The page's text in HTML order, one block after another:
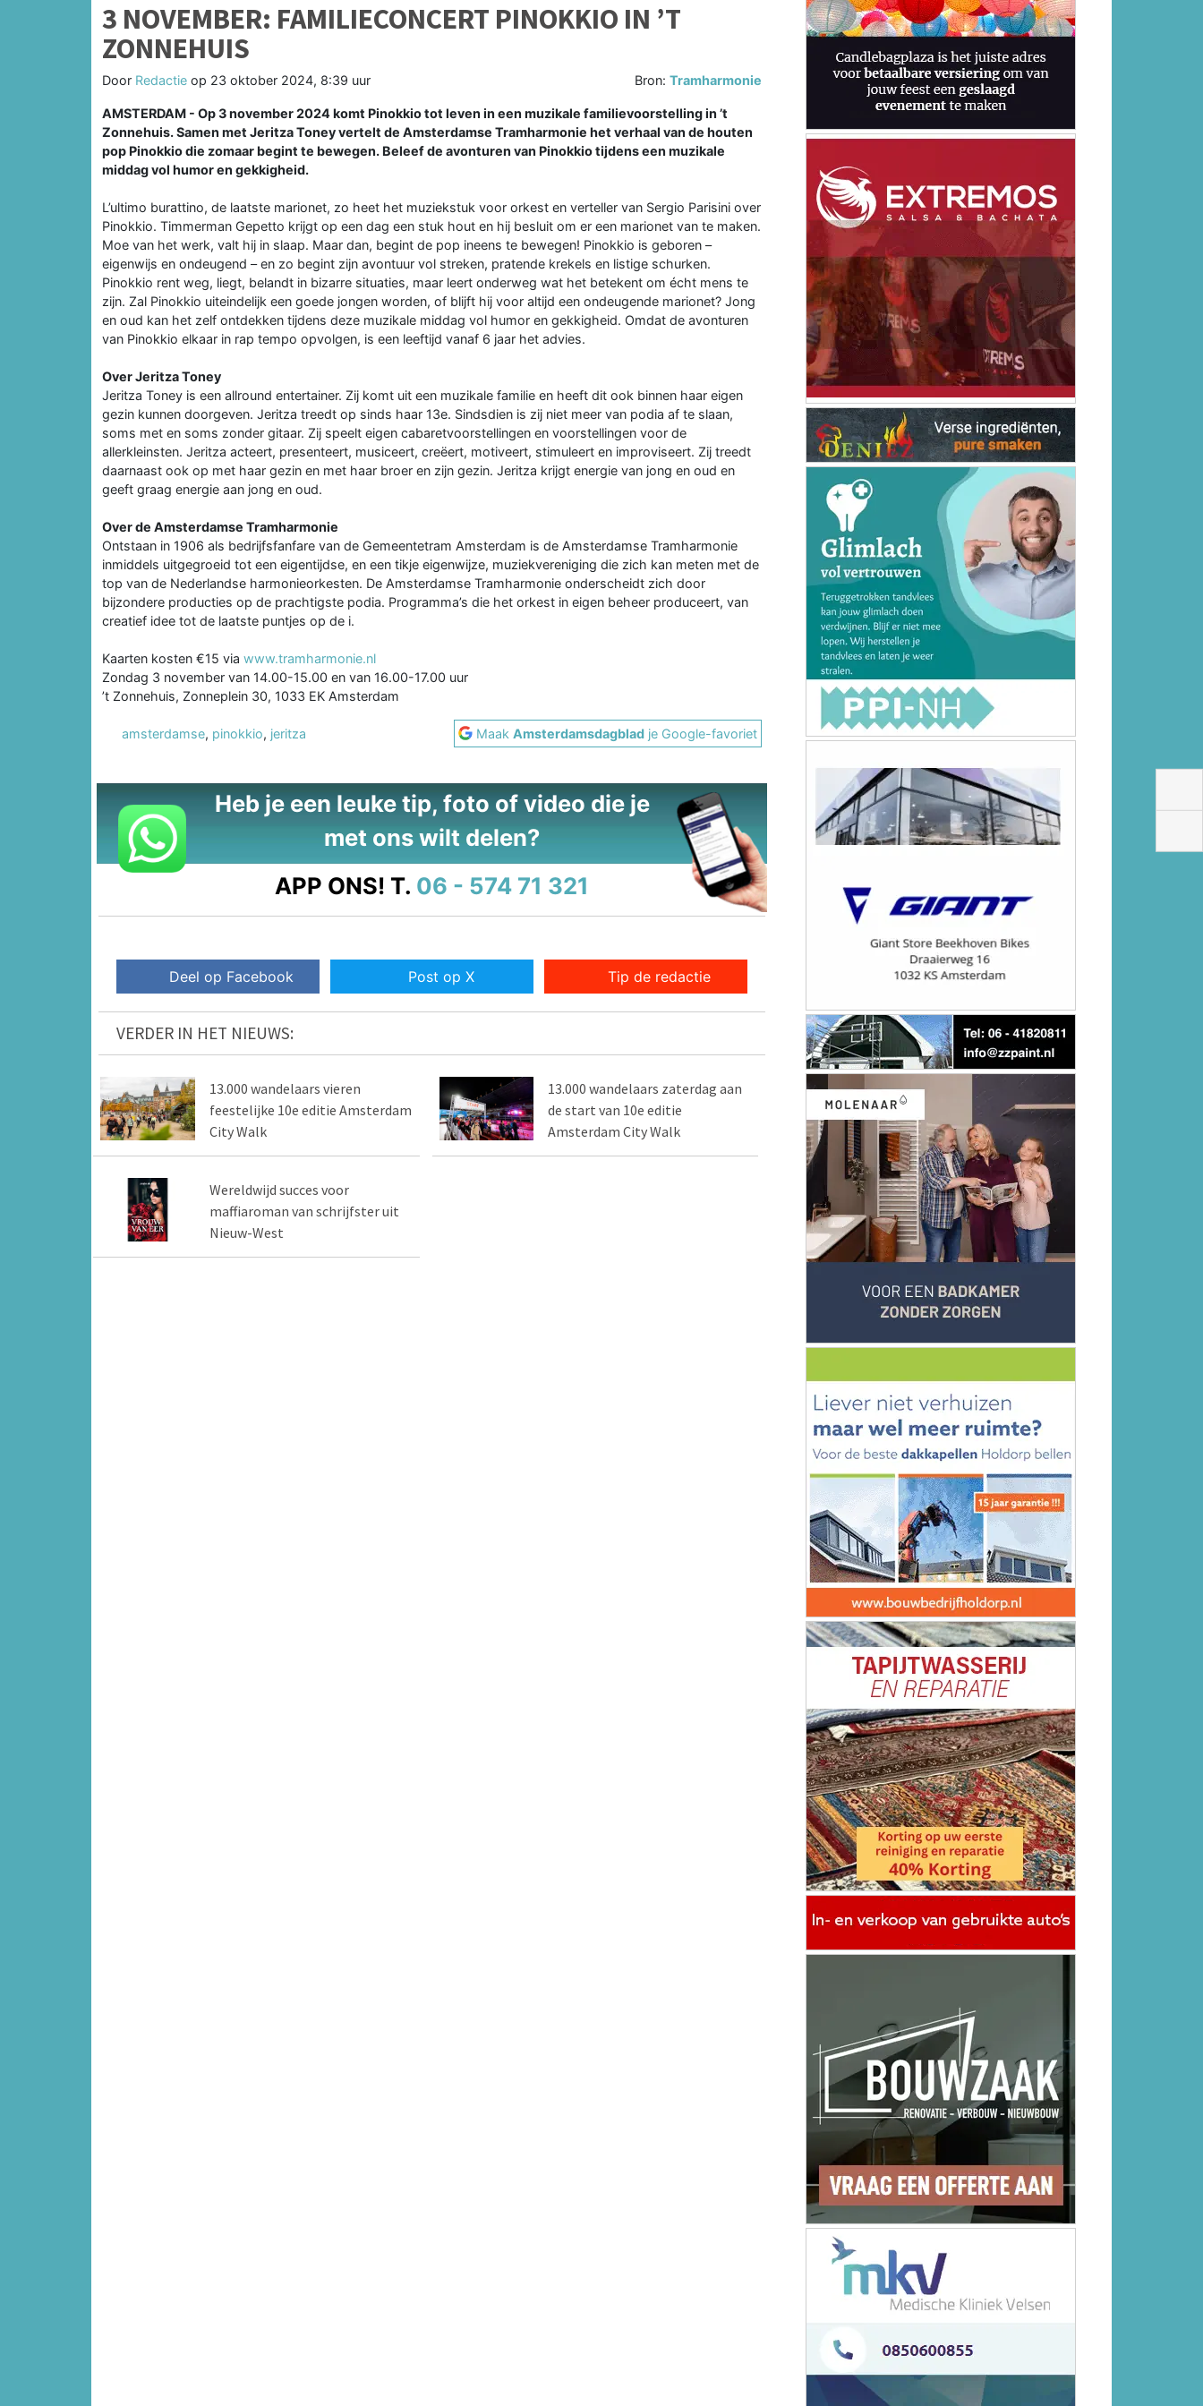
3 NOVEMBER: FAMILIECONCERT PINOKKIO IN ’T
ZONNEHUIS
Door Redactie op 23 oktober 2024, 8:39 uur Bron:Tramharmonie
AMSTERDAM - Op 3 november 2024 komt Pinokkio tot leven in een muzikale familievoorstelling in ’t
Zonnehuis. Samen met Jeritza Toney vertelt de Amsterdamse Tramharmonie het verhaal van de houten
pop Pinokkio die zomaar begint te bewegen. Beleef de avonturen van Pinokkio tijdens een muzikale
middag vol humor en gekkigheid.
L’ultimo burattino, de laatste marionet, zo heet het muziekstuk voor orkest en verteller van Sergio Parisini over
Pinokkio. Timmerman Gepetto krijgt op een dag een stuk hout en hij besluit om er een marionet van te maken.
Moe van het werk, valt hij in slaap. Maar dan, begint de pop ineens te bewegen! Pinokkio is geboren –
eigenwijs en ondeugend – en zo begint zijn avontuur vol streken, pratende krekels en listige schurken.
Pinokkio rent weg, liegt, belandt in bizarre situaties, maar leert onderweg wat het betekent om écht mens te
zijn. Zal Pinokkio uiteindelijk een goede jongen worden, of blijft hij voor altijd een ondeugende marionet? Jong
en oud kan het zelf ontdekken tijdens deze muzikale middag vol humor en gekkigheid. Omdat de avonturen
van Pinokkio elkaar in rap tempo opvolgen, is een leeftijd vanaf 6 jaar het advies.
Over Jeritza Toney
Jeritza Toney is een allround entertainer. Zij komt uit een muzikale familie en heeft dit ook binnen haar eigen
gezin kunnen doorgeven. Jeritza treedt op sinds haar 13e. Sindsdien is zij niet meer van podia af te slaan,
soms met en soms zonder gitaar. Zij speelt eigen cabaretvoorstellingen en voorstellingen voor de
allerkleinsten. Jeritza acteert, presenteert, musiceert, creëert, motiveert, stimuleert en improviseert. Zij treedt
daarnaast ook op met haar gezin en met haar broer en zijn gezin. Jeritza krijgt energie van jong en oud en
geeft graag energie aan jong en oud.
Over de Amsterdamse Tramharmonie
Ontstaan in 1906 als bedrijfsfanfare van de Gemeentetram Amsterdam is de Amsterdamse Tramharmonie
inmiddels uitgegroeid tot een eigentijdse, en een tikje eigenwijze, muziekvereniging die zich kan meten met de
top van de Nederlandse harmonieorkesten. De Amsterdamse Tramharmonie onderscheidt zich door
bijzondere producties op de prachtigste podia. Programma’s die het orkest in eigen beheer produceert, van
creatief idee tot de laatste puntjes op de i.
Kaarten kosten €15 via www.tramharmonie.nl
Zondag 3 november van 14.00-15.00 en van 16.00-17.00 uur
’t Zonnehuis, Zonneplein 30, 1033 EK Amsterdam
amsterdamse, pinokkio, jeritza MaakAmsterdamsdagblad je Google-favoriet
Heb je een leuke tip, foto of video die je
met ons wilt delen?
APP ONS! T. 06 - 574 71 321
Deel op Facebook Post op X Tip de redactie
VERDER IN HET NIEUWS:
13.000 wandelaars vieren
feestelijke 10e editie Amsterdam
City Walk
13.000 wandelaars zaterdag aan
de start van 10e editie
Amsterdam City Walk
Wereldwijd succes voor
maffiaroman van schrijfster uit
Nieuw-West